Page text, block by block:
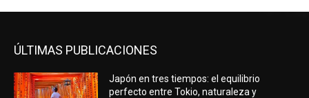
ÚLTIMAS PUBLICACIONES
Japón en tres tiempos: el equilibrio
perfecto entre Tokio, naturaleza y